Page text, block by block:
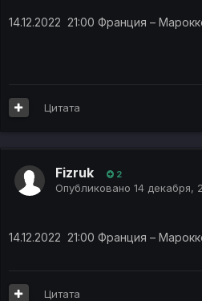
14.12.2022 21:00 Франция –
Цитата
Fizruk 2
Опубликовано 14 декабря,
14.12.2022 21:00 Франция –
Цитата